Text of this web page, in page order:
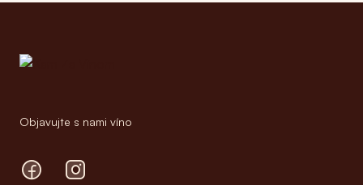
Objavujte s nami víno
FacebookInstagram